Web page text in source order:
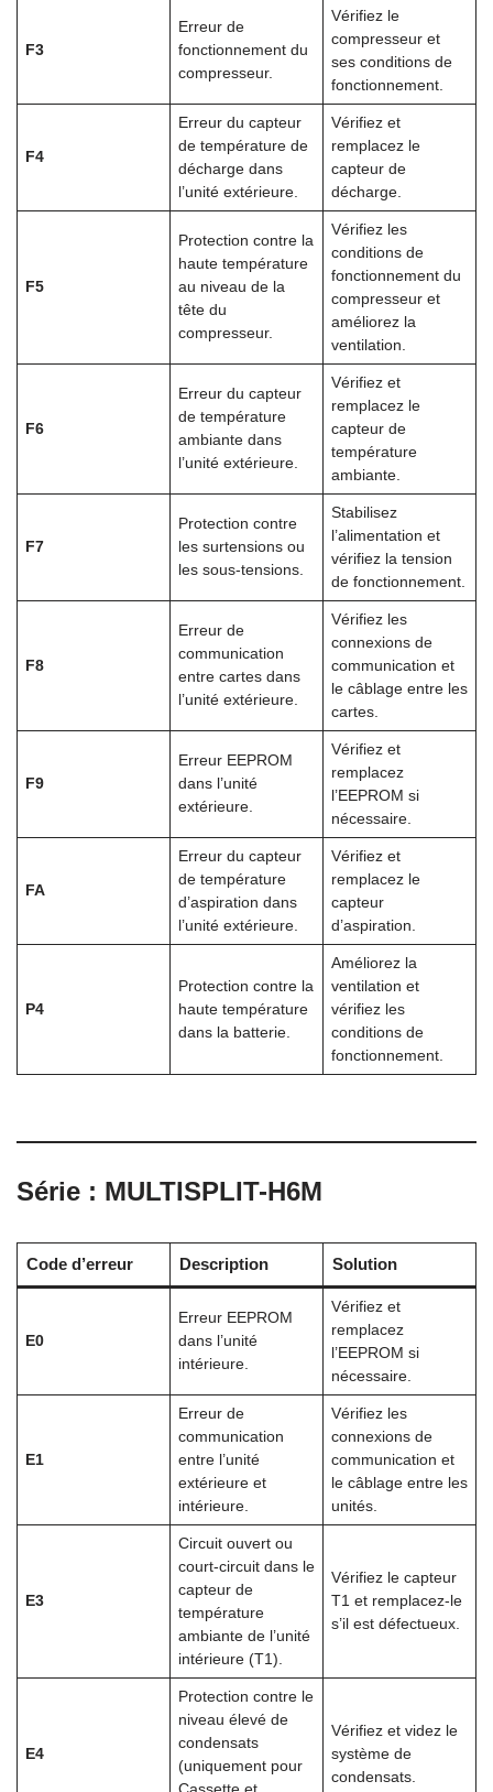
F3
Erreur de
fonctionnement du
compresseur.
Vérifiez le
compresseur et
ses conditions de
fonctionnement.
F4
Erreur du capteur
de température de
décharge dans
l’unité extérieure.
Vérifiez et
remplacez le
capteur de
décharge.
F5
Protection contre la
haute température
au niveau de la
tête du
compresseur.
Vérifiez les
conditions de
fonctionnement du
compresseur et
améliorez la
ventilation.
F6
Erreur du capteur
de température
ambiante dans
l’unité extérieure.
Vérifiez et
remplacez le
capteur de
température
ambiante.
F7
Protection contre
les surtensions ou
les sous-tensions.
Stabilisez
l’alimentation et
vérifiez la tension
de fonctionnement.
F8
Erreur de
communication
entre cartes dans
l’unité extérieure.
Vérifiez les
connexions de
communication et
le câblage entre les
cartes.
F9
Erreur EEPROM
dans l’unité
extérieure.
Vérifiez et
remplacez
l’EEPROM si
nécessaire.
FA
Erreur du capteur
de température
d’aspiration dans
l’unité extérieure.
Vérifiez et
remplacez le
capteur
d’aspiration.
P4
Protection contre la
haute température
dans la batterie.
Améliorez la
ventilation et
vérifiez les
conditions de
fonctionnement.
Série : MULTISPLIT-H6M
Code d’erreur Description Solution
E0
Erreur EEPROM
dans l’unité
intérieure.
Vérifiez et
remplacez
l’EEPROM si
nécessaire.
E1
Erreur de
communication
entre l’unité
extérieure et
intérieure.
Vérifiez les
connexions de
communication et
le câblage entre les
unités.
E3
Circuit ouvert ou
court-circuit dans le
capteur de
température
ambiante de l’unité
intérieure (T1).
Vérifiez le capteur
T1 et remplacez-le
s’il est défectueux.
E4
Protection contre le
niveau élevé de
condensats
(uniquement pour
Cassette et
Vérifiez et videz le
système de
condensats.